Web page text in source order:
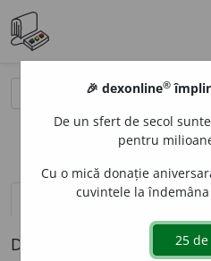
definiții (1) pronunțievolume_up
Definiția cu ID-ul 1201985:
🎉 dexonline®
De un sfert de secol
pentru
Cu o mică donație
cuvintele la